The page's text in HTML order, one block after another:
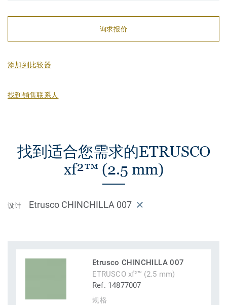
询求报价
添加到比较器
找到销售联系人
找到适合您需求的ETRUSCO
xf²™ (2.5 mm)
设计 Etrusco CHINCHILLA 007
Etrusco CHINCHILLA 007
ETRUSCO xf²™ (2.5 mm)
Ref. 14877007
规格